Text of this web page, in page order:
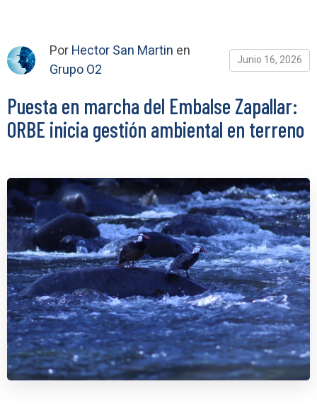
PorHector San Martin en
Grupo O2
Junio 16, 2026
Puesta en marcha del Embalse Zapallar:
ORBE inicia gestión ambiental en terreno